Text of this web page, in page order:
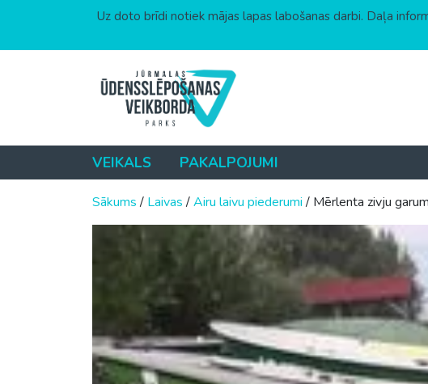
Uz doto brīdi notiek mājas lapas labošanas darbi. Daļa
VEIKALS PAKALPOJUMI
Sākums/ Laivas/Airu laivu piederumi/ Mērlenta zivju